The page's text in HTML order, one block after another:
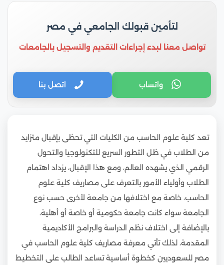
لتأمين قبولك الجامعي في مصر
تواصل معنا لبدء إجراءات التقديم والتسجيل بالجامعات
واتساب اتصل بنا
تعد كلية علوم الحاسب من الكليات التي تحظى بإقبال متزايد
من الطلاب في ظل التطور السريع للتكنولوجيا والتحول
الرقمي الذي يشهده العالم، ومع هذا الإقبال، يزداد اهتمام
الطلاب وأولياء الأمور بالتعرف على مصاريف كلية علوم
الحاسب، خاصة مع اختلافها من جامعة لأخرى حسب نوع
الجامعة سواء كانت جامعة حكومية أو خاصة أو أهلية،
بالإضافة إلى اختلاف نظم الدراسة والبرامج الأكاديمية
المقدمة، لذلك تأتي معرفة مصاريف كلية علوم الحاسب في
مصر للسعوديين كخطوة أساسية تساعد الطالب على التخطيط